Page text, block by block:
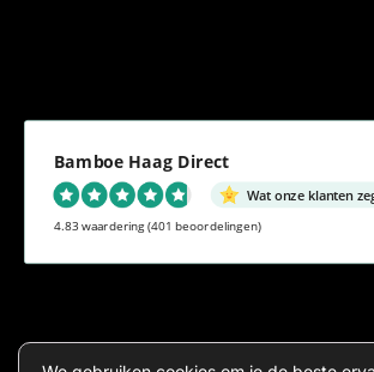
Bamboe Haag Direct
Wat onze klanten
4.83 waardering(401 beoordelingen)